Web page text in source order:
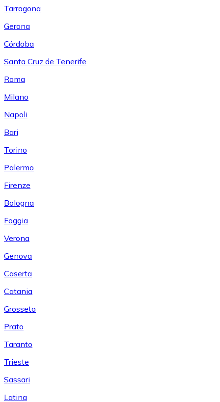
Tarragona
Gerona
Córdoba
Santa Cruz de Tenerife
Roma
Milano
Napoli
Bari
Torino
Palermo
Firenze
Bologna
Foggia
Verona
Genova
Caserta
Catania
Grosseto
Prato
Taranto
Trieste
Sassari
Latina